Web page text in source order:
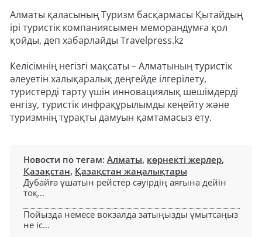
Алматы қаласының Туризм басқармасы Қытайдың
ірі туристік компаниясымен меморандумға қол
қойды, деп хабарлайды Travelpress.kz
Келісімнің негізгі мақсаты – Алматының туристік
әлеуетін халықаралық деңгейде ілгерілету,
туристерді тарту үшін инновациялық шешімдерді
енгізу, туристік инфрақұрылымды кеңейту және
туризмнің тұрақты дамуын қамтамасыз ету.
Новости по тегам: Алматы, көрнекті жерлер,
Қазақстан, Қазақстан жаңалықтары
Дубайға ұшатын рейстер сәуірдің аяғына дейін
тоқ...
Пойызда немесе вокзалда затыңызды ұмытсаңыз
не іс...